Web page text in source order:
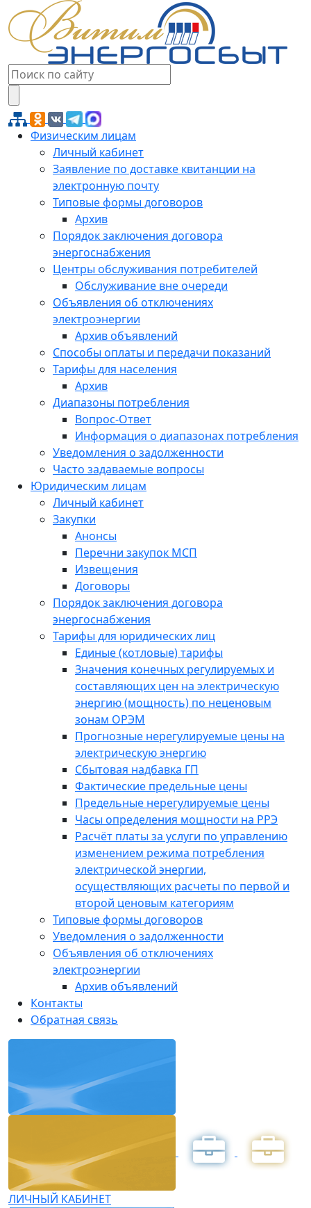
Физическим лицам
Личный кабинет
Заявление по доставке квитанции на
электронную почту
Типовые формы договоров
Архив
Порядок заключения договора
энергоснабжения
Центры обслуживания потребителей
Обслуживание вне очереди
Объявления об отключениях
электроэнергии
Архив объявлений
Способы оплаты и передачи показаний
Тарифы для населения
Архив
Диапазоны потребления
Вопрос-Ответ
Информация о диапазонах потребления
Уведомления о задолженности
Часто задаваемые вопросы
Юридическим лицам
Личный кабинет
Закупки
Анонсы
Перечни закупок МСП
Извещения
Договоры
Порядок заключения договора
энергоснабжения
Тарифы для юридических лиц
Единые (котловые) тарифы
Значения конечных регулируемых и
составляющих цен на электрическую
энергию (мощность) по неценовым
зонам ОРЭМ
Прогнозные нерегулируемые цены на
электрическую энергию
Сбытовая надбавка ГП
Фактические предельные цены
Предельные нерегулируемые цены
Часы определения мощности на РРЭ
Расчёт платы за услуги по управлению
изменением режима потребления
электрической энергии,
осуществляющих расчеты по первой и
второй ценовым категориям
Типовые формы договоров
Уведомления о задолженности
Объявления об отключениях
электроэнергии
Архив объявлений
Контакты
Обратная связь
ЛИЧНЫЙ КАБИНЕТ